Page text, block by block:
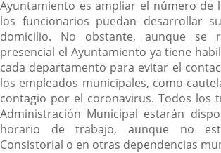
Ayuntamiento es ampliar el número de
los funcionarios puedan desarrollar
domicilio. No obstante, aunque se
presencial el Ayuntamiento ya tiene
cada departamento para evitar el
los empleados municipales, como
contagio por el coronavirus. Todos los
Administración Municipal estarán
horario de trabajo, aunque no
Consistorial o en otras dependencias